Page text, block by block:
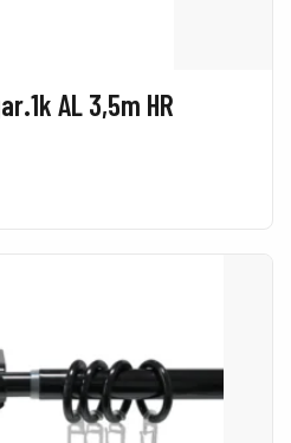
AL 3,5m HR